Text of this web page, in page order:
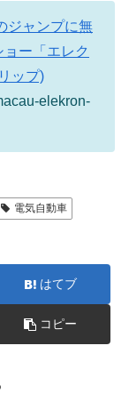
ジャンプに無
ー「エレク
ップ)
elekron-
電気自動車
はてブ
コピー